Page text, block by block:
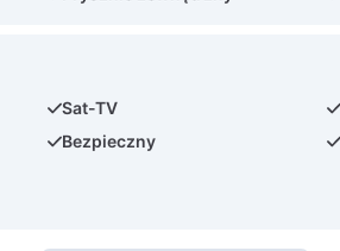
Sat-TV
Bezpieczny